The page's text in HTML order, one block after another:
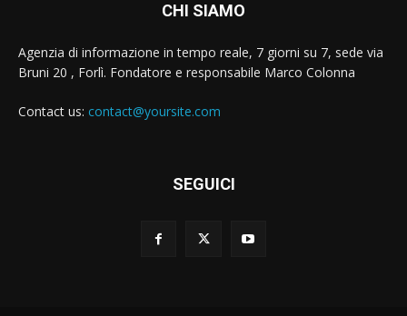
CHI SIAMO
Agenzia di informazione in tempo reale, 7 giorni su 7, sede via
Bruni 20 , Forlì. Fondatore e responsabile Marco Colonna
Contact us: contact@yoursite.com
SEGUICI